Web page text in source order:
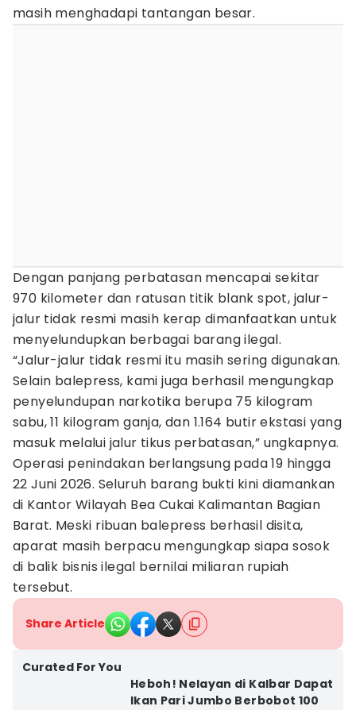
masih menghadapi tantangan besar.
Dengan panjang perbatasan mencapai sekitar
970 kilometer dan ratusan titik blank spot, jalur-
jalur tidak resmi masih kerap dimanfaatkan untuk
menyelundupkan berbagai barang ilegal.
“Jalur-jalur tidak resmi itu masih sering digunakan.
Selain balepress, kami juga berhasil mengungkap
penyelundupan narkotika berupa 75 kilogram
sabu, 11 kilogram ganja, dan 1.164 butir ekstasi yang
masuk melalui jalur tikus perbatasan,” ungkapnya.
Operasi penindakan berlangsung pada 19 hingga
22 Juni 2026. Seluruh barang bukti kini diamankan
di Kantor Wilayah Bea Cukai Kalimantan Bagian
Barat. Meski ribuan balepress berhasil disita,
aparat masih berpacu mengungkap siapa sosok
di balik bisnis ilegal bernilai miliaran rupiah
tersebut.
Share Article
Curated For You
Heboh! Nelayan di Kalbar Dapat
Ikan Pari Jumbo Berbobot 100